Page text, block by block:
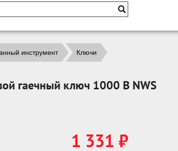
инструмент Ключи
гаечный ключ 1000 В NWS
1 331 ₽